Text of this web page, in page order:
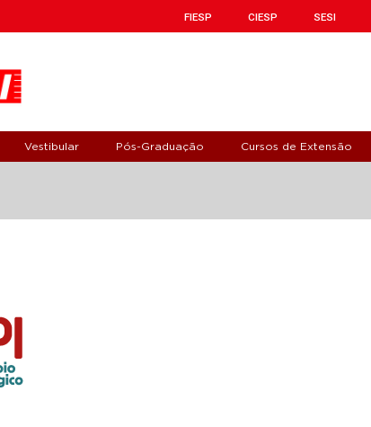
FIESP CIESP SESI
Vestibular Pós-Graduação Cursos de Extensão